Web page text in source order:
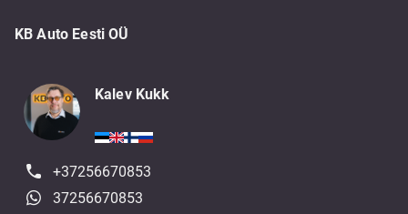
KB Auto Eesti OÜ
Kalev Kukk
+37256670853
37256670853